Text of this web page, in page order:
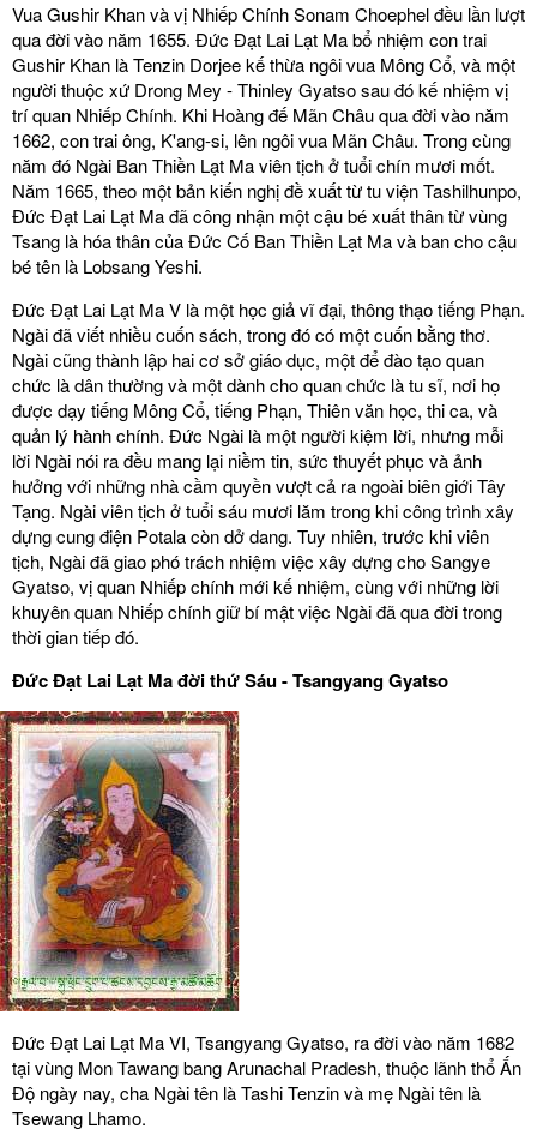
Vua Gushir Khan và vị Nhiếp Chính Sonam Choephel đều lần lượt
qua đời vào năm 1655. Đức Đạt Lai Lạt Ma bổ nhiệm con trai
Gushir Khan là Tenzin Dorjee kế thừa ngôi vua Mông Cổ, và một
người thuộc xứ Drong Mey - Thinley Gyatso sau đó kế nhiệm vị
trí quan Nhiếp Chính. Khi Hoàng đế Mãn Châu qua đời vào năm
1662, con trai ông, K'ang-si, lên ngôi vua Mãn Châu. Trong cùng
năm đó Ngài Ban Thiền Lạt Ma viên tịch ở tuổi chín mươi mốt.
Năm 1665, theo một bản kiến nghị đề xuất từ tu viện Tashilhunpo,
Đức Đạt Lai Lạt Ma đã công nhận một cậu bé xuất thân từ vùng
Tsang là hóa thân của Đức Cố Ban Thiền Lạt Ma và ban cho cậu
bé tên là Lobsang Yeshi.
Đức Đạt Lai Lạt Ma V là một học giả vĩ đại, thông thạo tiếng Phạn.
Ngài đã viết nhiều cuốn sách, trong đó có một cuốn bằng thơ.
Ngài cũng thành lập hai cơ sở giáo dục, một để đào tạo quan
chức là dân thường và một dành cho quan chức là tu sĩ, nơi họ
được dạy tiếng Mông Cổ, tiếng Phạn, Thiên văn học, thi ca, và
quản lý hành chính. Đức Ngài là một người kiệm lời, nhưng mỗi
lời Ngài nói ra đều mang lại niềm tin, sức thuyết phục và ảnh
hưởng với những nhà cầm quyền vượt cả ra ngoài biên giới Tây
Tạng. Ngài viên tịch ở tuổi sáu mươi lăm trong khi công trình xây
dựng cung điện Potala còn dở dang. Tuy nhiên, trước khi viên
tịch, Ngài đã giao phó trách nhiệm việc xây dựng cho Sangye
Gyatso, vị quan Nhiếp chính mới kế nhiệm, cùng với những lời
khuyên quan Nhiếp chính giữ bí mật việc Ngài đã qua đời trong
thời gian tiếp đó.
Đức Đạt Lai Lạt Ma đời thứ Sáu - Tsangyang Gyatso
Đức Đạt Lai Lạt Ma VI, Tsangyang Gyatso, ra đời vào năm 1682
tại vùng Mon Tawang bang Arunachal Pradesh, thuộc lãnh thổ Ấn
Độ ngày nay, cha Ngài tên là Tashi Tenzin và mẹ Ngài tên là
Tsewang Lhamo.